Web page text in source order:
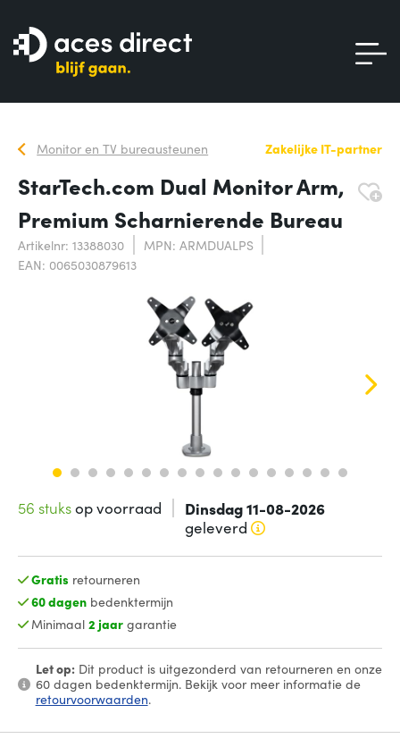
Monitor en TV bureausteunen Zakelijke IT-partner
StarTech.com Dual Monitor Arm,
Premium Scharnierende Bureau
Artikelnr: 13388030
MPN: ARMDUALPS
EAN: 0065030879613
56 stuksop voorraad Dinsdag 11-08-2026
geleverd
Gratis retourneren
60 dagenbedenktermijn
Minimaal 2 jaargarantie
Let op:Dit product is uitgezonderd van retourneren en onze
60 dagen bedenktermijn. Bekijk voor meer informatie de
retourvoorwaarden.